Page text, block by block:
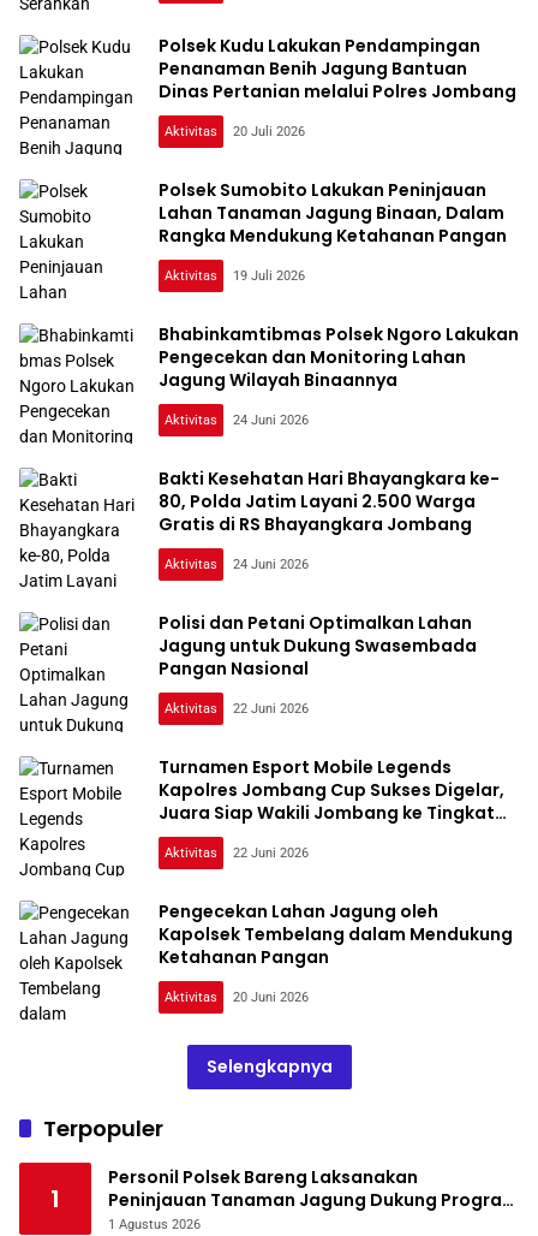
Polsek Kudu Lakukan Pendampingan
Penanaman Benih Jagung Bantuan
Dinas Pertanian melalui Polres Jombang
Aktivitas 20 Juli 2026
Polsek Sumobito Lakukan Peninjauan
Lahan Tanaman Jagung Binaan, Dalam
Rangka Mendukung Ketahanan Pangan
Aktivitas 19 Juli 2026
Bhabinkamtibmas Polsek Ngoro Lakukan
Pengecekan dan Monitoring Lahan
Jagung Wilayah Binaannya
Aktivitas 24 Juni 2026
Bakti Kesehatan Hari Bhayangkara ke-
80, Polda Jatim Layani 2.500 Warga
Gratis di RS Bhayangkara Jombang
Aktivitas 24 Juni 2026
Polisi dan Petani Optimalkan Lahan
Jagung untuk Dukung Swasembada
Pangan Nasional
Aktivitas 22 Juni 2026
Turnamen Esport Mobile Legends
Kapolres Jombang Cup Sukses Digelar,
Juara Siap Wakili Jombang ke Tingkat
Polda Jatim
Aktivitas 22 Juni 2026
Pengecekan Lahan Jagung oleh
Kapolsek Tembelang dalam Mendukung
Ketahanan Pangan
Aktivitas 20 Juni 2026
Selengkapnya
Terpopuler
1
Personil Polsek Bareng Laksanakan
Peninjauan Tanaman Jagung Dukung Program
Ketahanan Pangan
1 Agustus 2026